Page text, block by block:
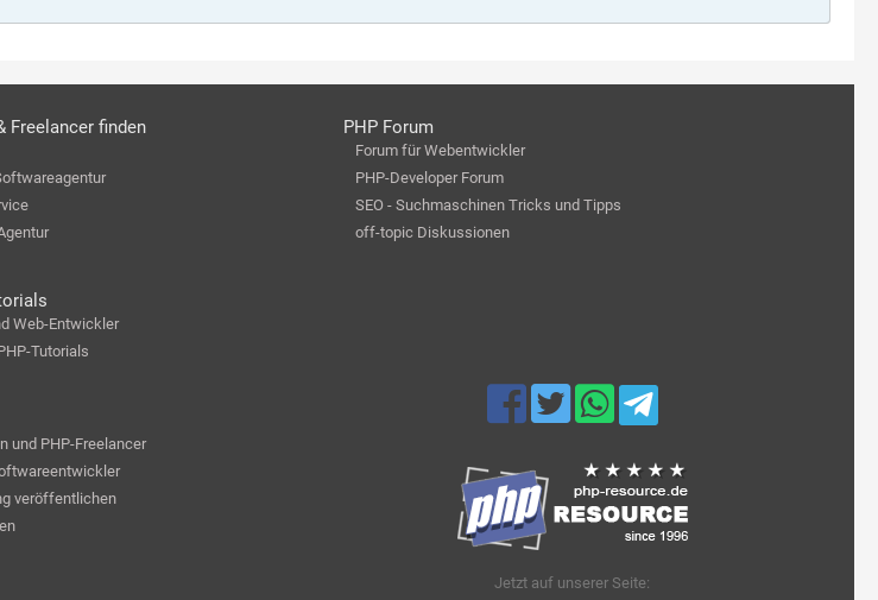
Freelancer finden
Web-Entwickler
Tutorials
PHP Forum
Forum für Webentwickler
PHP-Developer Forum
SEO - Suchmaschinen Tricks und Tipps
off-topic Diskussionen
und PHP-Freelancer
veröffentlichen
Jetzt auf unserer Seite: